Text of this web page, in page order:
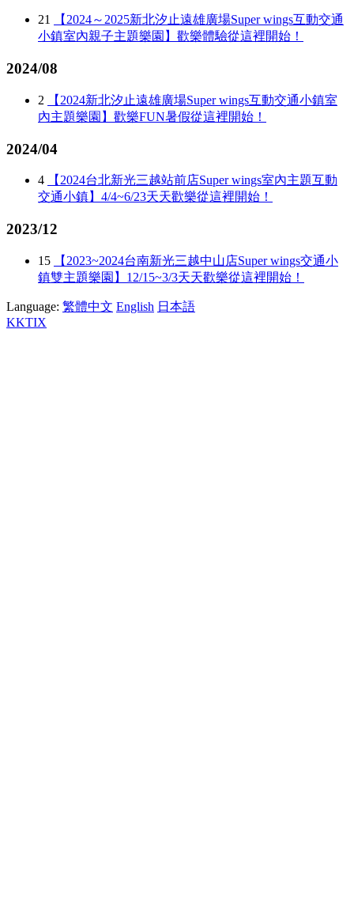
21
【2024～2025新北汐止遠雄廣場Super wings互動交通
小鎮室內親子主題樂園】歡樂體驗從這裡開始！
2024/08
2
【2024新北汐止遠雄廣場Super wings互動交通小鎮室
內主題樂園】歡樂FUN暑假從這裡開始！
2024/04
4
【2024台北新光三越站前店Super wings室內主題互動
交通小鎮】4/4~6/23天天歡樂從這裡開始！
2023/12
15
【2023~2024台南新光三越中山店Super wings交通小
鎮雙主題樂園】12/15~3/3天天歡樂從這裡開始！
Language: 繁體中文 English 日本語
KKTIX